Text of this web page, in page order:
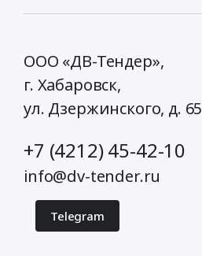
ООО «ДВ-Тендер»,
г. Хабаровск,
ул. Дзержинского, д. 65
+7 (4212) 45-42-10
info@dv-tender.ru
Telegram